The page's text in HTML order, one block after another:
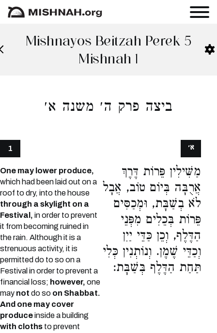
Mishnayos Beitzah Perek 5
Mishnah 1
ביצה פרק ה׳ משנה א׳
1
One may lower produce,
which had been laid out on a
roof to dry, into the house
through a skylight on a
Festival, in order to prevent
it from becoming ruined in
the rain. Although it is a
strenuous activity, it is
permitted do to so on a
Festival in order to prevent a
financial loss; however, one
may not do so on Shabbat.
And one may cover
produceinside a building
with cloths to prevent
מַשִּׁילִין פֵּרוֹת דֶּרֶךְ
אֲרֻבָּה בְּיוֹם טוֹב, אֲבָל
לֹא בְשַׁבָּת, וּמְכַסִּים
פֵּרוֹת בְּכֵלִים מִפְּנֵי
הַדֶּלֶף, וְכֵן כַּדֵּי יַיִן
וְכַדֵּי שֶׁמֶן. וְנוֹתְנִין כְּלִי
תַּחַת הַדֶּלֶף בְּשַׁבָּת:
א׳